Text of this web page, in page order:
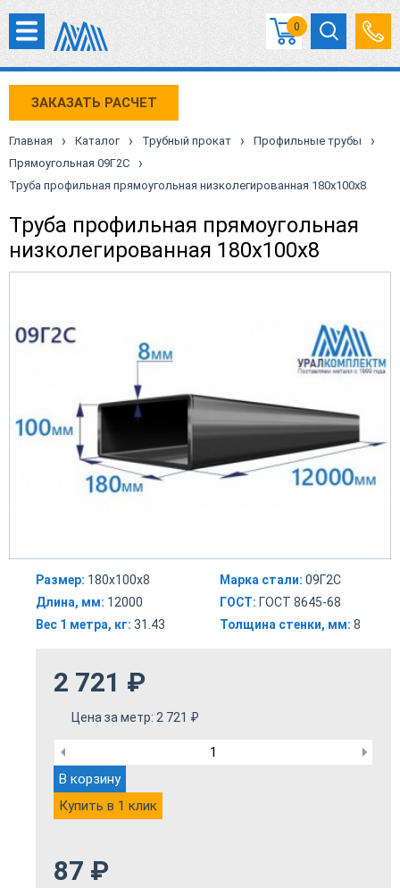
0
ЗАКАЗАТЬ РАСЧЕТ
Главная › Каталог › Трубный прокат › Профильные трубы ›
Прямоугольная 09Г2С ›
Труба профильная прямоугольная низколегированная 180х100х8
Труба профильная прямоугольная
низколегированная 180х100х8
Размер: 180х100х8
Длина, мм: 12000
Вес 1 метра, кг: 31.43
Марка стали: 09Г2С
ГОСТ: ГОСТ 8645-68
Толщина стенки, мм: 8
2 721 ₽
Цена за метр: 2 721 ₽
В корзину
Купить в 1 клик
87 ₽